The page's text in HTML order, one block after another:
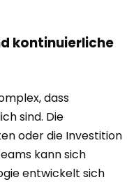
kontinuierliche
dass
sind. Die
oder die Investition
kann sich
entwickelt sich